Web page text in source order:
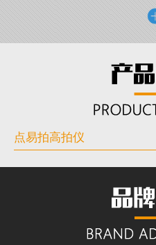
点易拍高拍仪